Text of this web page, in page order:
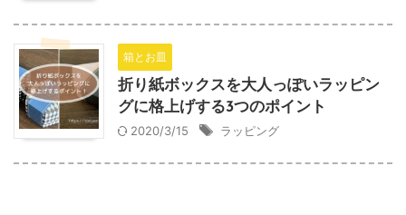
箱とお皿
折り紙ボックスを大人っぽいラッピン
グに格上げする3つのポイント
2020/3/15 ラッピング